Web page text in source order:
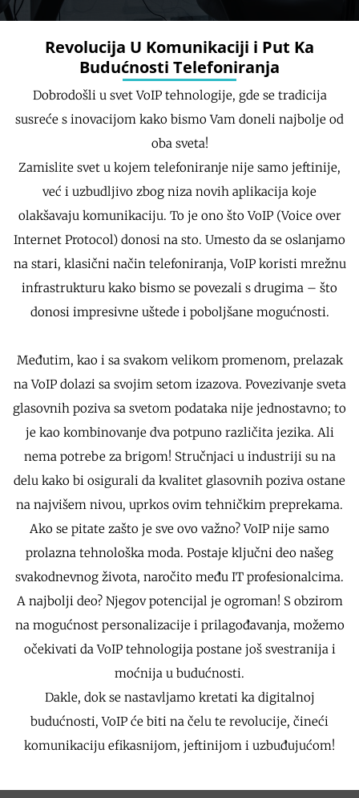
Revolucija U Komunikaciji i Put Ka
Budućnosti Telefoniranja
Dobrodošli u svet VoIP tehnologije, gde se tradicija
susreće s inovacijom kako bismo Vam doneli najbolje od
oba sveta!
Zamislite svet u kojem telefoniranje nije samo jeftinije,
već i uzbudljivo zbog niza novih aplikacija koje
olakšavaju komunikaciju. To je ono što VoIP (Voice over
Internet Protocol) donosi na sto. Umesto da se oslanjamo
na stari, klasični način telefoniranja, VoIP koristi mrežnu
infrastrukturu kako bismo se povezali s drugima – što
donosi impresivne uštede i poboljšane mogućnosti.
Međutim, kao i sa svakom velikom promenom, prelazak
na VoIP dolazi sa svojim setom izazova. Povezivanje sveta
glasovnih poziva sa svetom podataka nije jednostavno; to
je kao kombinovanje dva potpuno različita jezika. Ali
nema potrebe za brigom! Stručnjaci u industriji su na
delu kako bi osigurali da kvalitet glasovnih poziva ostane
na najvišem nivou, uprkos ovim tehničkim preprekama.
Ako se pitate zašto je sve ovo važno? VoIP nije samo
prolazna tehnološka moda. Postaje ključni deo našeg
svakodnevnog života, naročito među IT profesionalcima.
A najbolji deo? Njegov potencijal je ogroman! S obzirom
na mogućnost personalizacije i prilagođavanja, možemo
očekivati da VoIP tehnologija postane još svestranija i
moćnija u budućnosti.
Dakle, dok se nastavljamo kretati ka digitalnoj
budućnosti, VoIP će biti na čelu te revolucije, čineći
komunikaciju efikasnijom, jeftinijom i uzbuđujućom!